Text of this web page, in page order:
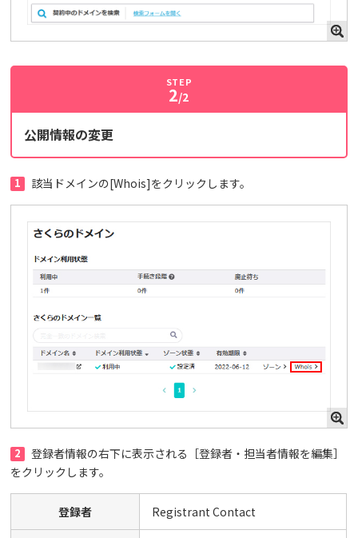
STEP
2/2
公開情報の変更
1 該当ドメインの[Whois]をクリックします。
2
登録者情報の右下に表示される［登録者・担当者情報を編集］
をクリックします。
登録者 Registrant Contact